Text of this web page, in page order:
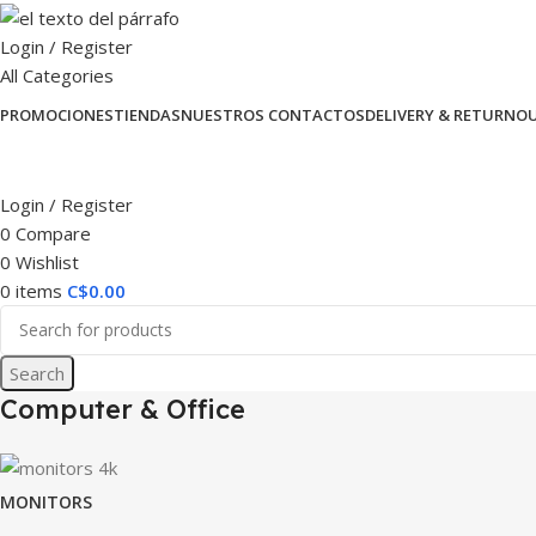
Login / Register
All Categories
PROMOCIONESTIENDASNUESTROS CONTACTOSDELIVERY & RETURN
Login / Register
0 Compare
0 Wishlist
0 items C$0.00
Search
Computer & Office
MONITORS